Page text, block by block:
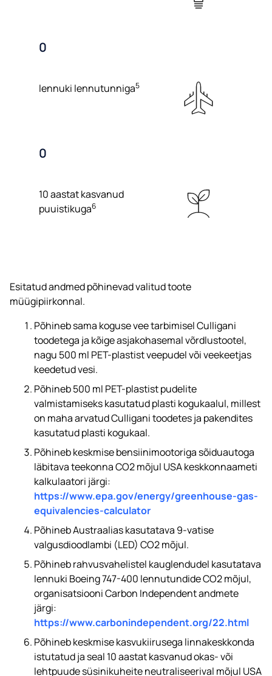
0
lennuki lennutunniga5
0
10 aastat kasvanud
puuistikuga6
Esitatud andmed põhinevad valitud toote
müügipiirkonnal.
Põhineb sama koguse vee tarbimisel Culligani
toodetega ja kõige asjakohasemal võrdlustootel,
nagu 500 ml PET-plastist veepudel või veekeetjas
keedetud vesi.
Põhineb 500 ml PET-plastist pudelite
valmistamiseks kasutatud plasti kogukaalul, millest
on maha arvatud Culligani toodetes ja pakendites
kasutatud plasti kogukaal.
Põhineb keskmise bensiinimootoriga sõiduautoga
läbitava teekonna CO2 mõjul USA keskkonnaameti
kalkulaatori järgi:
https://www.epa.gov/energy/greenhouse-gas-
equivalencies-calculator
Põhineb Austraalias kasutatava 9-vatise
valgusdioodlambi (LED) CO2 mõjul.
Põhineb rahvusvahelistel kauglendudel kasutatava
lennuki Boeing 747-400 lennutundide CO2 mõjul,
organisatsiooni Carbon Independent andmete
järgi:
https://www.carbonindependent.org/22.html
Põhineb keskmise kasvukiirusega linnakeskkonda
istutatud ja seal 10 aastat kasvanud okas- või
lehtpuude süsinikuheite neutraliseerival mõjul USA